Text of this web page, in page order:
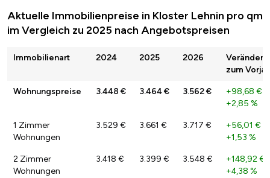
Aktuelle Immobilienpreise in Kloster Lehnin pro qm
im Vergleich zu 2025 nach Angebotspreisen
Immobilienart 2024 2025 2026
zum
Wohnungspreise 3.448 € 3.464 € 3.562 € +98,68 €
+2,85 %
1 Zimmer
Wohnungen
3.529 € 3.661 € 3.717 € +56,01 €
+1,53 %
2 Zimmer
Wohnungen
3.418 € 3.399 € 3.548 € +148,92 €
+4,38 %